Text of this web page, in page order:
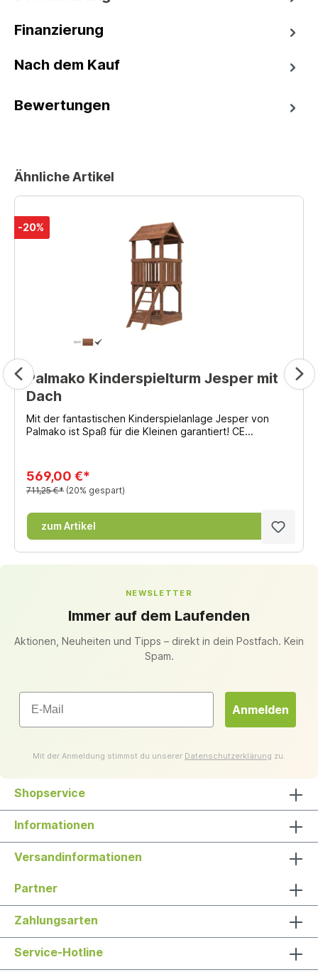
Finanzierung
Nach dem Kauf
Bewertungen
Ähnliche Artikel
-20%
Palmako Kinderspielturm Jesper mit
Dach
Mit der fantastischen Kinderspielanlage Jesper von
Palmako ist Spaß für die Kleinen garantiert! CE...
569,00 €*
711,25 €* (20% gespart)
zum Artikel
NEWSLETTER
Immer auf dem Laufenden
Aktionen, Neuheiten und Tipps – direkt in dein Postfach. Kein
Spam.
Email
Anmelden
Mit der Anmeldung stimmst du unserer Datenschutzerklärung zu.
Shopservice
Informationen
Versandinformationen
Partner
Zahlungsarten
Service-Hotline